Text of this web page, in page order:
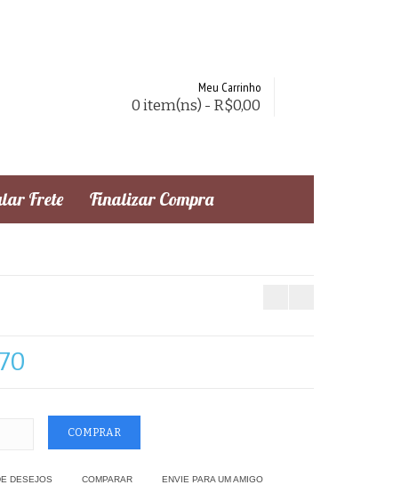
Meu Carrinho
0 item(ns) - R$0,00
Frete Finalizar Compra
DESEJOS COMPARAR ENVIE PARA UM AMIGO